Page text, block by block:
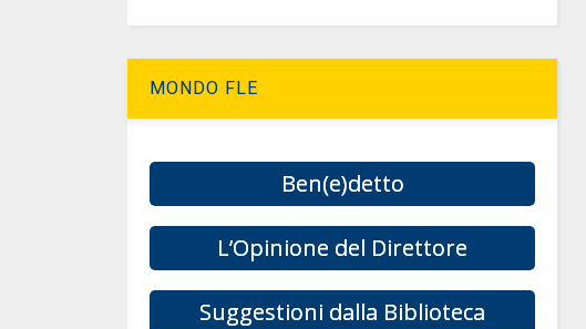
MONDO FLE
Ben(e)detto
L’Opinione del Direttore
Suggestioni dalla Biblioteca